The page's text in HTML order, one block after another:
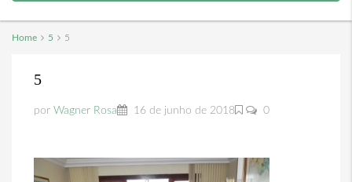
Home 5 5
5
por Wagner Rosa 16 de junho de 2018 0